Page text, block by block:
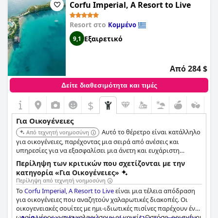
Corfu Imperial, A Resort to Live
Resort στο Κομμένο
9,1 Εξαιρετικό
Από 284 $
Δείτε διαθεσιμότητα και τιμές
$
Για Οικογένειες
Από τεχνητή νοημοσύνη
Αυτό το θέρετρο είναι κατάλληλο
για οικογένειες, παρέχοντας μια σειρά από ανέσεις και
υπηρεσίες για να εξασφαλίσει μια άνετη και ευχάριστη
διαμονή. Οι εγκαταστάσεις απευθύνονται τόσο σε ενήλικες
όσο και σε παιδιά.
Περίληψη των κριτικών που σχετίζονται με την
κατηγορία «Για Οικογένειες»
Περίληψη από τεχνητή νοημοσύνη
ΤοCorfu Imperial, A Resort to Liveείναι μια τέλεια απόδραση
για οικογένειες που αναζητούν χαλαρωτικές διακοπές. Οι
οικογενειακές σουίτες με ημι-ιδιωτικές πισίνες παρέχουν ένα